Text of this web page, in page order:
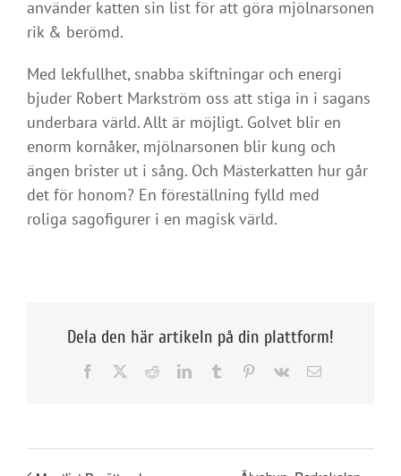
använder katten sin list för att göra mjölnarsonen
rik & berömd.
Med lekfullhet, snabba skiftningar och energi
bjuder Robert Markström oss att stiga in i sagans
underbara värld. Allt är möjligt. Golvet blir en
enorm kornåker, mjölnarsonen blir kung och
ängen brister ut i sång. Och Mästerkatten hur går
det för honom? En föreställning fylld med
roliga sagofigurer i en magisk värld.
Dela den här artikeln på din plattform!
Facebook RedditLinkedInTumblr Pinterest
Vk
E-